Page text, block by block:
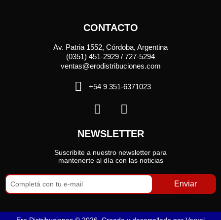
CONTACTO
Av. Patria 1552, Córdoba, Argentina
(0351) 451-2929 / 727-5294
ventas@erodistribuciones.com
+54 9 351-6371023
NEWSLETTER
Suscribite a nuestro newsletter para
mantenerte al día con las noticias
Enviar